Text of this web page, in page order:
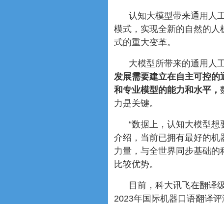
认知大模型带来通用人
模式，实现全新的自然的
式的重大变革。
大模型所带来的通用人
发展需要建立在自主可控
和专业模型的能力和水平，
力是关键。
“数据上，认知大模型
介绍，当前已拥有最好的
力量，与全世界同步基础
比较优势。
目前，科大讯飞在翻译
2023年国际机器口语翻译